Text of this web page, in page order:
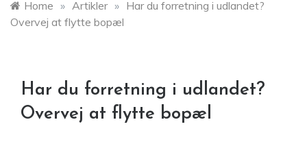
Home » Artikler » Har du forretning i udlandet?
Overvej at flytte bopæl
Har du forretning i udlandet?
Overvej at flytte bopæl